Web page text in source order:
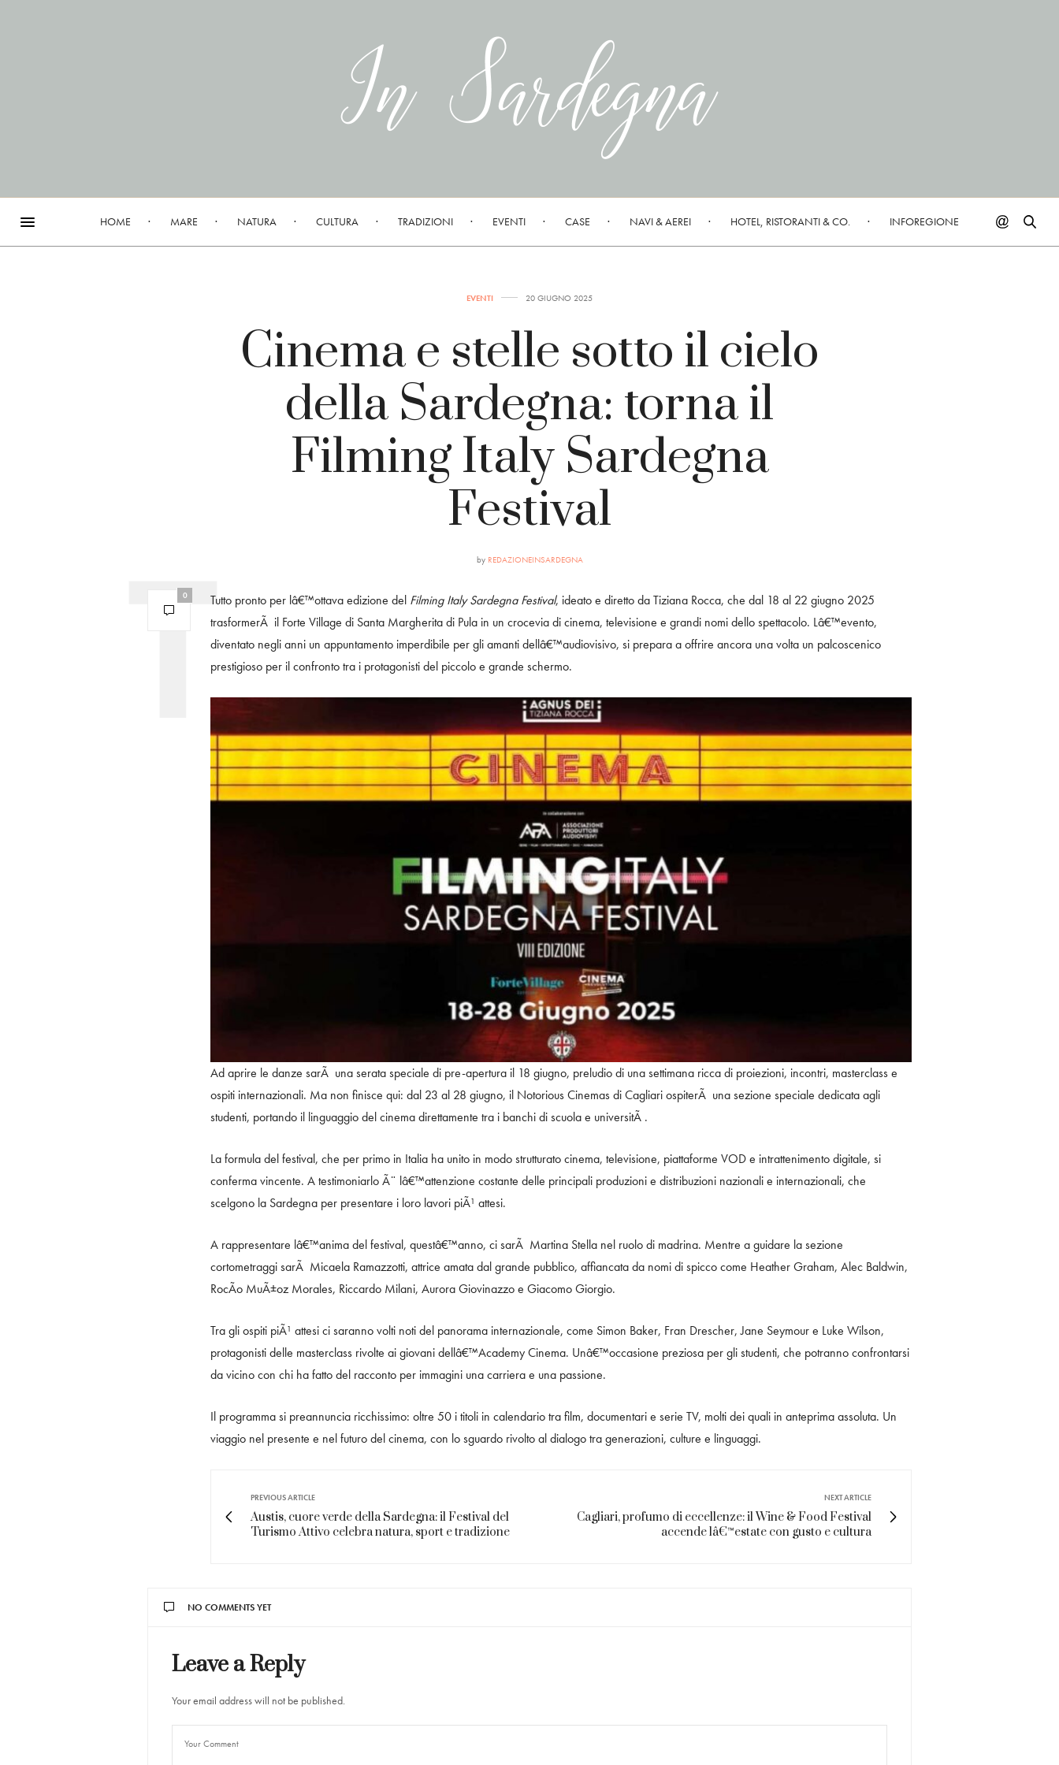
HOME MARE NATURA CULTURA TRADIZIONI EVENTI CASE NAVI & AEREI HOTEL, RISTORANTI & CO. INFOREGIONE
EVENTI 20 GIUGNO 2025
Cinema e stelle sotto il cielo
della Sardegna: torna il
Filming Italy Sardegna
Festival
by REDAZIONEINSARDEGNA
0 Tutto pronto per lâ€™ottava edizione del Filming Italy Sardegna Festival, ideato e diretto da Tiziana Rocca, che dal 18 al 22 giugno 2025
trasformerÃ il Forte Village di Santa Margherita di Pula in un crocevia di cinema, televisione e grandi nomi dello spettacolo. Lâ€™evento,
diventato negli anni un appuntamento imperdibile per gli amanti dellâ€™audiovisivo, si prepara a offrire ancora una volta un palcoscenico
prestigioso per il confronto tra i protagonisti del piccolo e grande schermo.
Ad aprire le danze sarÃ una serata speciale di pre-apertura il 18 giugno, preludio di una settimana ricca di proiezioni, incontri, masterclass e
ospiti internazionali. Ma non finisce qui: dal 23 al 28 giugno, il Notorious Cinemas di Cagliari ospiterÃ una sezione speciale dedicata agli
studenti, portando il linguaggio del cinema direttamente tra i banchi di scuola e universitÃ .
La formula del festival, che per primo in Italia ha unito in modo strutturato cinema, televisione, piattaforme VOD e intrattenimento digitale, si
conferma vincente. A testimoniarlo Ã¨ lâ€™attenzione costante delle principali produzioni e distribuzioni nazionali e internazionali, che
scelgono la Sardegna per presentare i loro lavori piÃ¹ attesi.
A rappresentare lâ€™anima del festival, questâ€™anno, ci sarÃ Martina Stella nel ruolo di madrina. Mentre a guidare la sezione
cortometraggi sarÃ Micaela Ramazzotti, attrice amata dal grande pubblico, affiancata da nomi di spicco come Heather Graham, Alec Baldwin,
RocÃ­o MuÃ±oz Morales, Riccardo Milani, Aurora Giovinazzo e Giacomo Giorgio.
Tra gli ospiti piÃ¹ attesi ci saranno volti noti del panorama internazionale, come Simon Baker, Fran Drescher, Jane Seymour e Luke Wilson,
protagonisti delle masterclass rivolte ai giovani dellâ€™Academy Cinema. Unâ€™occasione preziosa per gli studenti, che potranno confrontarsi
da vicino con chi ha fatto del racconto per immagini una carriera e una passione.
Il programma si preannuncia ricchissimo: oltre 50 i titoli in calendario tra film, documentari e serie TV, molti dei quali in anteprima assoluta. Un
viaggio nel presente e nel futuro del cinema, con lo sguardo rivolto al dialogo tra generazioni, culture e linguaggi.
PREVIOUS ARTICLE
Austis, cuore verde della Sardegna: il Festival del
Turismo Attivo celebra natura, sport e tradizione
NEXT ARTICLE
Cagliari, profumo di eccellenze: il Wine & Food Festival
accende lâ€™estate con gusto e cultura
NO COMMENTS YET
Leave a Reply
Your email address will not be published.